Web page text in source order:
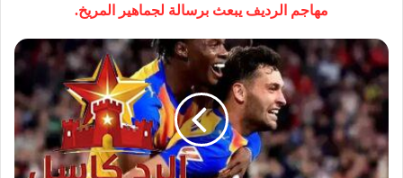
مهاجم الرديف يبعث برسالة لجماهير المريخ.